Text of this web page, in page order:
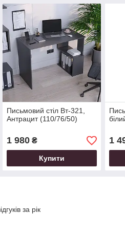
Письмовий стіл Вт-321,
Антрацит (110/76/50)
1 980₴
Купити
1
за рік